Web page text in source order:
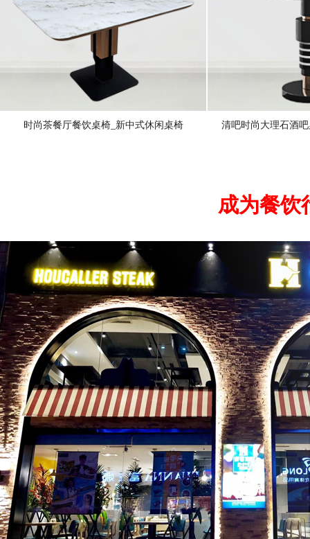
时尚茶餐厅餐饮桌椅_新中式休闲桌椅 清吧时尚大理石酒
成为餐饮